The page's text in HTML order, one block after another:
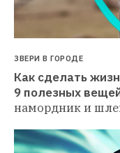
ЗВЕРИ В ГОРОДЕ
Как сделать
9 полезных
намордник и